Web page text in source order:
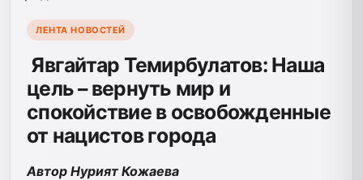
ЛЕНТА НОВОСТЕЙ
Явгайтар Темирбулатов: Наша
цель – вернуть мир и
спокойствие в освобожденные
от нацистов города
Автор Нурият Кожаева